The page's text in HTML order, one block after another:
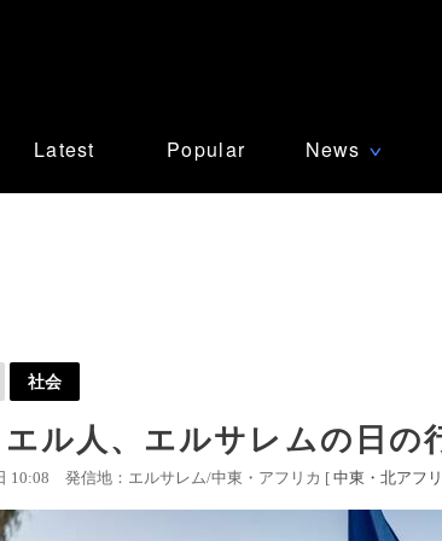
Latest Popular News ∨
社会
ル人、エルサレムの日の
10:08 発信地：エルサレム/中東・アフリカ [ 中東・北アフ